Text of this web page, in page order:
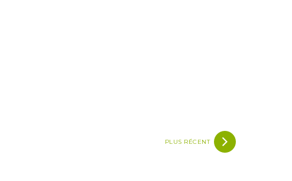
PLUS RÉCENT